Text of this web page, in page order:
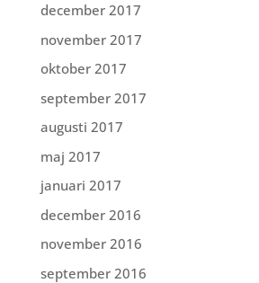
december 2017
november 2017
oktober 2017
september 2017
augusti 2017
maj 2017
januari 2017
december 2016
november 2016
september 2016